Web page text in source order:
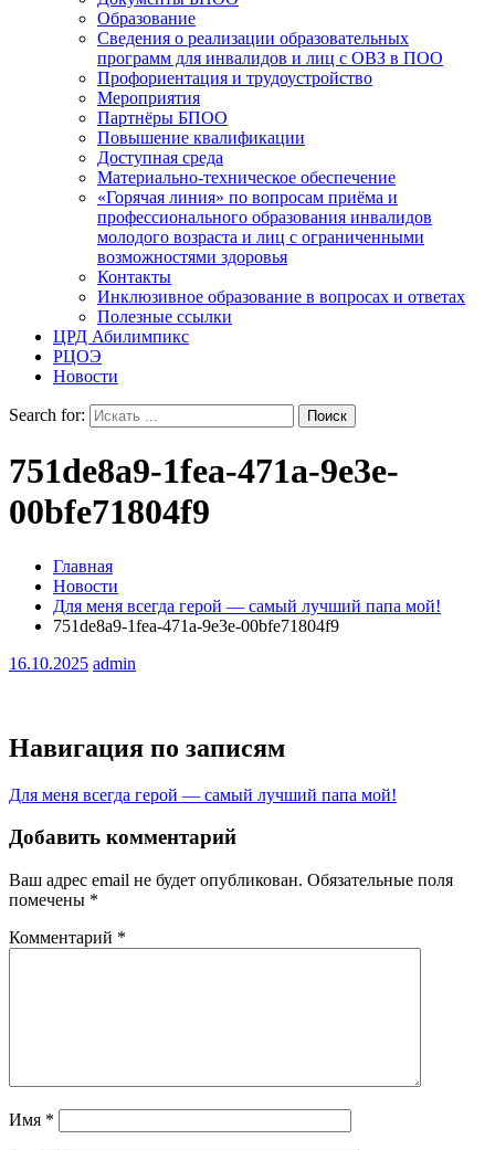
Образование
Сведения о реализации образовательных
программ для инвалидов и лиц с ОВЗ в ПОО
Профориентация и трудоустройство
Мероприятия
Партнёры БПОО
Повышение квалификации
Доступная среда
Материально-техническое обеспечение
«Горячая линия» по вопросам приёма и
профессионального образования инвалидов
молодого возраста и лиц с ограниченными
возможностями здоровья
Контакты
Инклюзивное образование в вопросах и ответах
Полезные ссылки
ЦРД Абилимпикс
РЦОЭ
Новости
Search for:
751de8a9-1fea-471a-9e3e-
00bfe71804f9
Главная
Новости
Для меня всегда герой — самый лучший папа мой!
751de8a9-1fea-471a-9e3e-00bfe71804f9
16.10.2025 admin
Навигация по записям
Для меня всегда герой — самый лучший папа мой!
Добавить комментарий
Ваш адрес email не будет опубликован. Обязательные поля
помечены *
Комментарий *
Имя *